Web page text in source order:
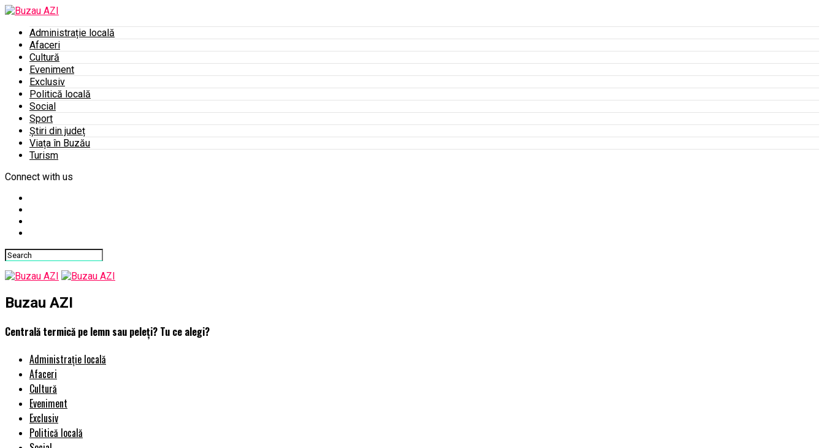
Administrație locală
Afaceri
Cultură
Eveniment
Exclusiv
Politică locală
Social
Sport
Știri din județ
Viața în Buzău
Turism
Connect with us
Buzau AZI
Centrală termică pe lemn sau peleți? Tu ce alegi?
Administrație locală
Afaceri
Cultură
Eveniment
Exclusiv
Politică locală